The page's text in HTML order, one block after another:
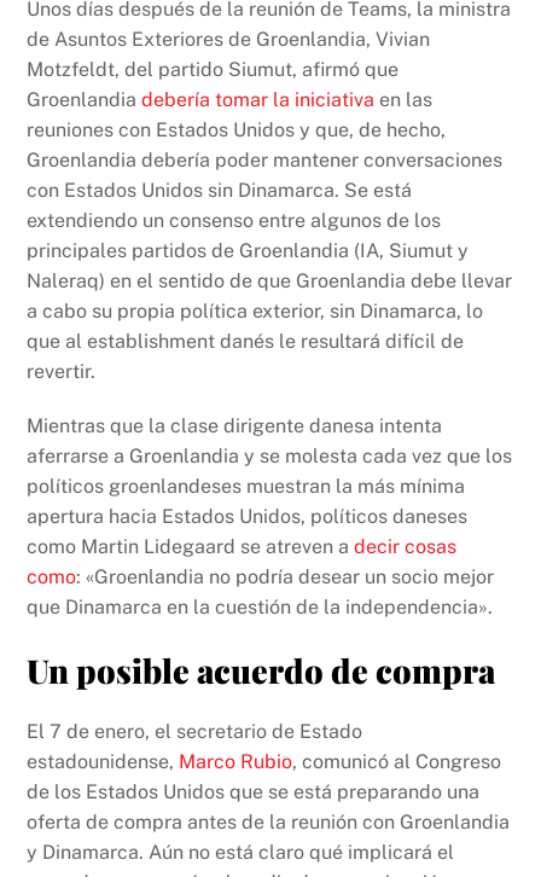
Unos días después de la reunión de Teams, la ministra
de Asuntos Exteriores de Groenlandia, Vivian
Motzfeldt, del partido Siumut, afirmó que
Groenlandia debería tomar la iniciativa en las
reuniones con Estados Unidos y que, de hecho,
Groenlandia debería poder mantener conversaciones
con Estados Unidos sin Dinamarca. Se está
extendiendo un consenso entre algunos de los
principales partidos de Groenlandia (IA, Siumut y
Naleraq) en el sentido de que Groenlandia debe llevar
a cabo su propia política exterior, sin Dinamarca, lo
que al establishment danés le resultará difícil de
revertir.
Mientras que la clase dirigente danesa intenta
aferrarse a Groenlandia y se molesta cada vez que los
políticos groenlandeses muestran la más mínima
apertura hacia Estados Unidos, políticos daneses
como Martin Lidegaard se atreven a decir cosas
como: «Groenlandia no podría desear un socio mejor
que Dinamarca en la cuestión de la independencia».
Un posible acuerdo de compra
El 7 de enero, el secretario de Estado
estadounidense, Marco Rubio, comunicó al Congreso
de los Estados Unidos que se está preparando una
oferta de compra antes de la reunión con Groenlandia
y Dinamarca. Aún no está claro qué implicará el